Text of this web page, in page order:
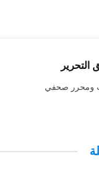
التحرير
ومحرر صحفي